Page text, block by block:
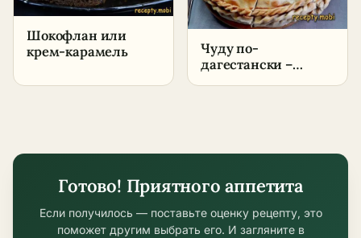
Шокофлан или
крем-карамель
Чуду по-
дагестански –
пошаговый рецепт
Готово! Приятного аппетита
Если получилось — поставьте оценку рецепту, это
поможет другим выбрать его. И загляните в